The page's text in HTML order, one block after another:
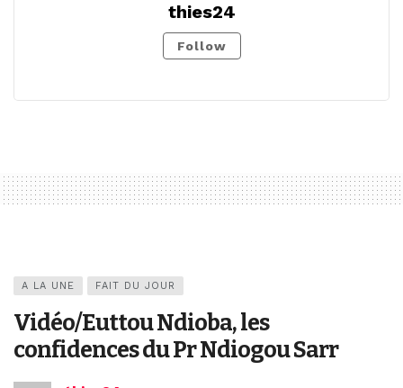
thies24
Follow
A LA UNE FAIT DU JOUR
Vidéo/Euttou Ndioba, les
confidences du Pr Ndiogou Sarr